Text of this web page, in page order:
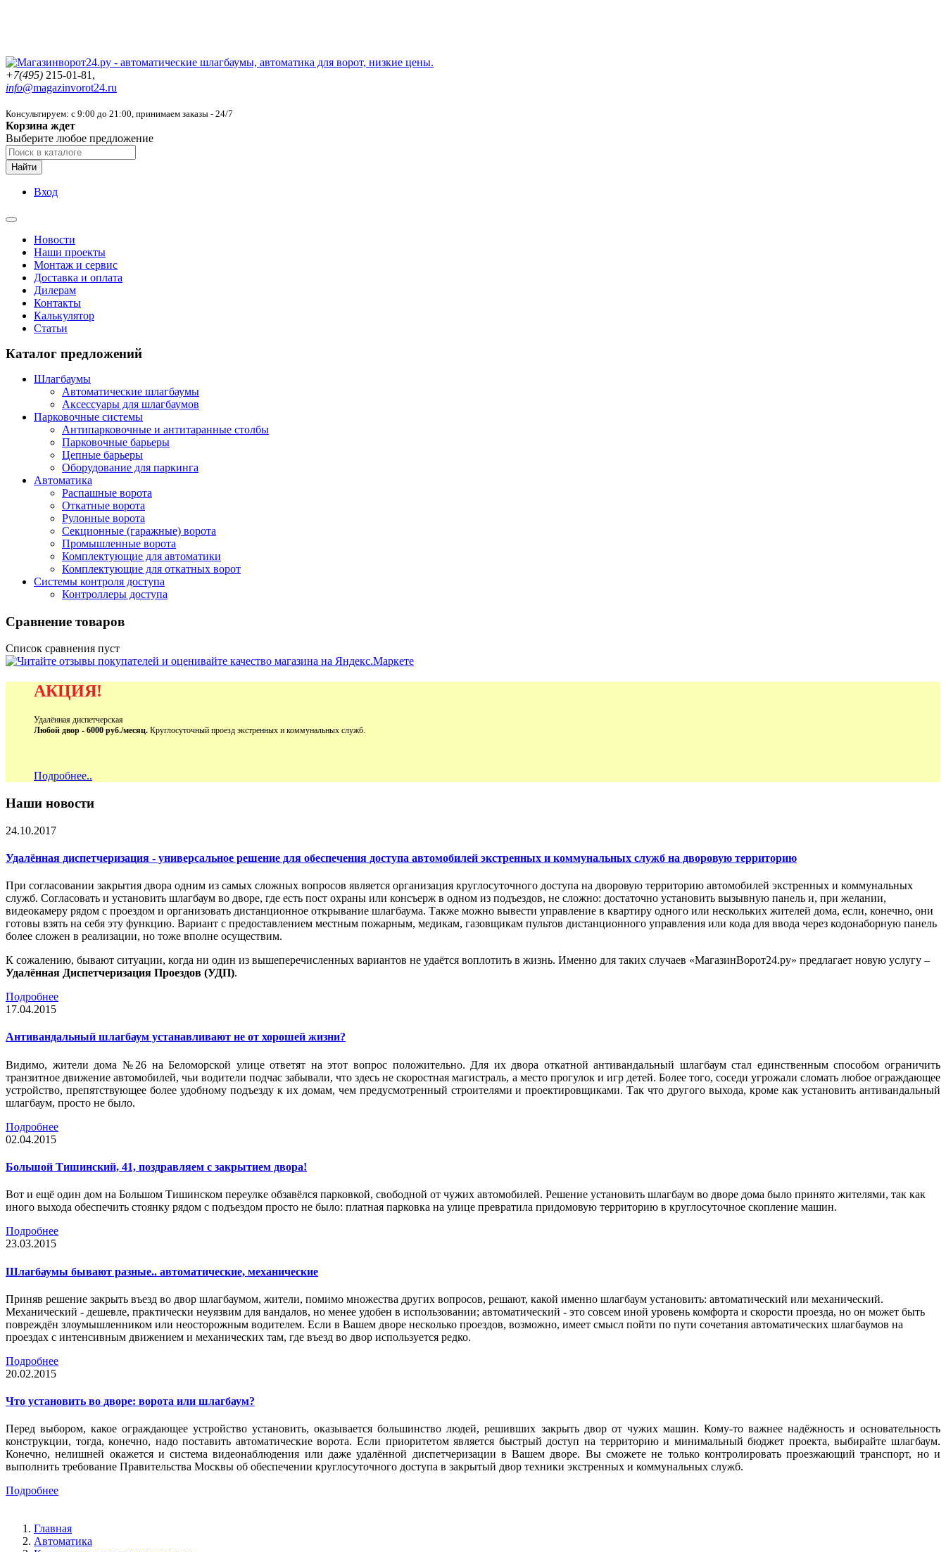
+7(495) 215-01-81,
info@magazinvorot24.ru
Консультируем: с 9:00 до 21:00, принимаем заказы - 24/7
Корзина ждет
Выберите любое предложение
Найти
Вход
Новости
Наши проекты
Монтаж и сервис
Доставка и оплата
Дилерам
Контакты
Калькулятор
Статьи
Каталог предложений
Шлагбаумы
Автоматические шлагбаумы
Аксессуары для шлагбаумов
Парковочные системы
Антипарковочные и антитаранные столбы
Парковочные барьеры
Цепные барьеры
Оборудование для паркинга
Автоматика
Распашные ворота
Откатные ворота
Рулонные ворота
Секционные (гаражные) ворота
Промышленные ворота
Комплектующие для автоматики
Комплектующие для откатных ворот
Системы контроля доступа
Контроллеры доступа
Сравнение товаров
Список сравнения пуст
АКЦИЯ!
Удалённая диспетчерская
Любой двор - 6000 руб./месяц. Круглосуточный проезд экстренных и коммунальных служб.
Подробнее..
Наши новости
24.10.2017
Удалённая диспетчеризация - универсальное решение для обеспечения доступа автомобилей экстренных и коммунальных служб на дворовую территорию
При согласовании закрытия двора одним из самых сложных вопросов является организация круглосуточного доступа на дворовую территорию автомобилей экстренных и коммунальных
служб. Согласовать и установить шлагбаум во дворе, где есть пост охраны или консъерж в одном из подъездов, не сложно: достаточно установить вызывную панель и, при желании,
видеокамеру рядом с проездом и организовать дистанционное открывание шлагбаума. Также можно вывести управление в квартиру одного или нескольких жителей дома, если, конечно, они
готовы взять на себя эту функцию. Вариант с предоставлением местным пожарным, медикам, газовщикам пультов дистанционного управления или кода для ввода через кодонаборную панель
более сложен в реализации, но тоже вполне осуществим.
К сожалению, бывают ситуации, когда ни один из вышеперечисленных вариантов не удаётся воплотить в жизнь. Именно для таких случаев «МагазинВорот24.ру» предлагает новую услугу –
Удалённая Диспетчеризация Проездов (УДП).
Подробнее
17.04.2015
Антивандальный шлагбаум устанавливают не от хорошей жизни?
Видимо, жители дома №26 на Беломорской улице ответят на этот вопрос положительно. Для их двора откатной антивандальный шлагбаум стал единственным способом ограничить
транзитное движение автомобилей, чьи водители подчас забывали, что здесь не скоростная магистраль, а место прогулок и игр детей. Более того, соседи угрожали сломать любое ограждающее
устройство, препятствующее более удобному подъезду к их домам, чем предусмотренный строителями и проектировщиками. Так что другого выхода, кроме как установить антивандальный
шлагбаум, просто не было.
Подробнее
02.04.2015
Большой Тишинский, 41, поздравляем с закрытием двора!
Вот и ещё один дом на Большом Тишинском переулке обзавёлся парковкой, свободной от чужих автомобилей. Решение установить шлагбаум во дворе дома было принято жителями, так как
иного выхода обеспечить стоянку рядом с подъездом просто не было: платная парковка на улице превратила придомовую территорию в круглосуточное скопление машин.
Подробнее
23.03.2015
Шлагбаумы бывают разные.. автоматические, механические
Приняв решение закрыть въезд во двор шлагбаумом, жители, помимо множества других вопросов, решают, какой именно шлагбаум установить: автоматический или механический.
Механический - дешевле, практически неуязвим для вандалов, но менее удобен в использовании; автоматический - это совсем иной уровень комфорта и скорости проезда, но он может быть
повреждён злоумышленником или неосторожным водителем. Если в Вашем дворе несколько проездов, возможно, имеет смысл пойти по пути сочетания автоматических шлагбаумов на
проездах с интенсивным движением и механических там, где въезд во двор используется редко.
Подробнее
20.02.2015
Что установить во дворе: ворота или шлагбаум?
Перед выбором, какое ограждающее устройство установить, оказывается большинство людей, решивших закрыть двор от чужих машин. Кому-то важнее надёжность и основательность
конструкции, тогда, конечно, надо поставить автоматические ворота. Если приоритетом является быстрый доступ на территорию и минимальный бюджет проекта, выбирайте шлагбаум.
Конечно, нелишней окажется и система видеонаблюдения или даже удалённой диспетчеризации в Вашем дворе. Вы сможете не только контролировать проезжающий транспорт, но и
выполнить требование Правительства Москвы об обеспечении круглосуточного доступа в закрытый двор техники экстренных и коммунальных служб.
Подробнее
Главная
Автоматика